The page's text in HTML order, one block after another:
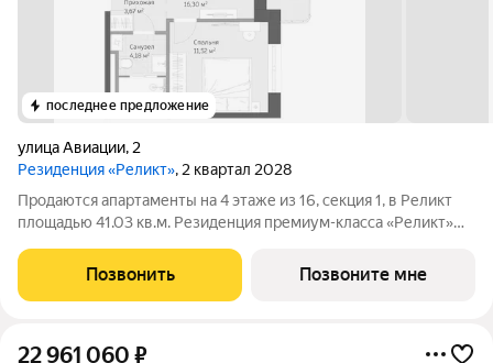
последнее предложение
улица Авиации, 2
Резиденция «Реликт», 2 квартал 2028
Продаются апартаменты на 4 этаже из 16, секция 1, в Реликт
площадью 41.03 кв.м. Резиденция премиум-класса «Реликт»
центре города-курорта, вблизи Курортного бульвара и
Нарзанной галереи. Проект
Позвонить Позвоните мне
22 961 060 ₽